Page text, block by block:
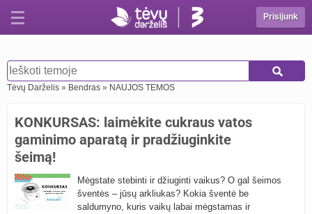
Prisijunk
Tėvų Darželis » Bendras » NAUJOS TEMOS
KONKURSAS: laimėkite cukraus vatos
gaminimo aparatą ir pradžiuginkite
šeimą!
Mėgstate stebinti ir džiuginti vaikus? O gal šeimos
šventės – jūsų arkliukas? Kokia šventė be
saldumyno, kuris vaikų labai mėgstamas ir